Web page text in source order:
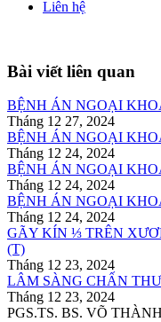
Liên hệ
Bài viết liên quan
BỆNH ÁN NGOẠI
Tháng 12 27, 2024
BỆNH ÁN NGOẠI
Tháng 12 24, 2024
BỆNH ÁN NGOẠI
Tháng 12 24, 2024
BỆNH ÁN NGOẠI
Tháng 12 24, 2024
GÃY KÍN ⅓ TRÊN
(T)
Tháng 12 23, 2024
LÂM SÀNG CHẤN
Tháng 12 23, 2024
PGS.TS. BS. VÕ